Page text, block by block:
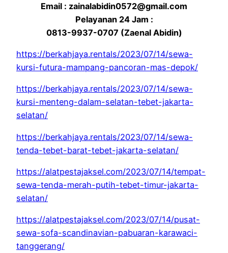
Email : zainalabidin0572@gmail.com
Pelayanan 24 Jam :
0813-9937-0707 (Zaenal Abidin)
https://berkahjaya.rentals/2023/07/14/sewa-
kursi-futura-mampang-pancoran-mas-depok/
https://berkahjaya.rentals/2023/07/14/sewa-
kursi-menteng-dalam-selatan-tebet-jakarta-
selatan/
https://berkahjaya.rentals/2023/07/14/sewa-
tenda-tebet-barat-tebet-jakarta-selatan/
https://alatpestajaksel.com/2023/07/14/tempat-
sewa-tenda-merah-putih-tebet-timur-jakarta-
selatan/
https://alatpestajaksel.com/2023/07/14/pusat-
sewa-sofa-scandinavian-pabuaran-karawaci-
tanggerang/